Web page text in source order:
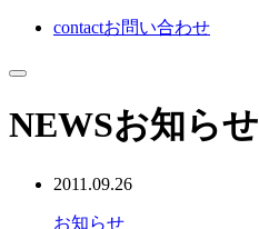
contactお問い合わせ
NEWSお知らせ
2011.09.26
お知らせ